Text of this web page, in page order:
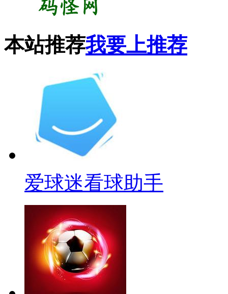
本站推荐我要上推荐
爱球迷看球助手